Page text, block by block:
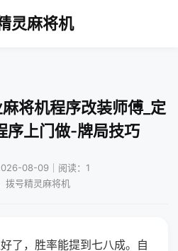
灵麻将机
将机程序改装师傅_定
序上门做-牌局技巧
08-09｜阅读：1
拨号精灵麻将机
了，胜率能提到七八成。自